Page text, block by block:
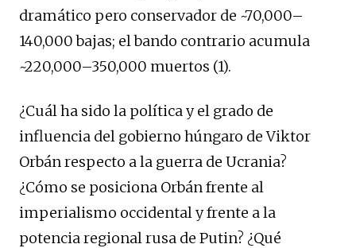
dramático pero conservador de ~70,000–
140,000 bajas; el bando contrario acumula
~220,000–350,000 muertos (1).
¿Cuál ha sido la política y el grado de
influencia del gobierno húngaro de Viktor
Orbán respecto a la guerra de Ucrania?
¿Cómo se posiciona Orbán frente al
imperialismo occidental y frente a la
potencia regional rusa de Putin? ¿Qué